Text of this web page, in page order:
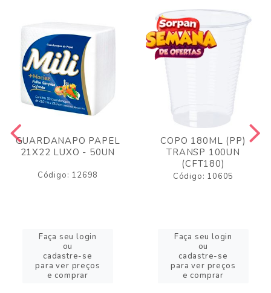
GUARDANAPO PAPEL
21X22 LUXO - 50UN
Código: 12698
Faça seu login
ou
cadastre-se
para ver preços
e comprar
COPO 180ML (PP)
TRANSP 100UN
(CFT180)
Código: 10605
Faça seu login
ou
cadastre-se
para ver preços
e comprar